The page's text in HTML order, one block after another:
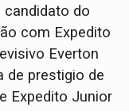
candidato do
com Expedito
Everton
de prestigio de
Expedito Junior